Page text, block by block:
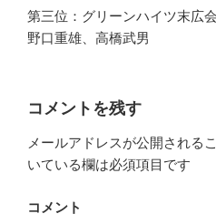
第三位：グリーンハイツ末
野口重雄、高橋武男
コメントを残す
メールアドレスが公開される
いている欄は必須項目です
コメント